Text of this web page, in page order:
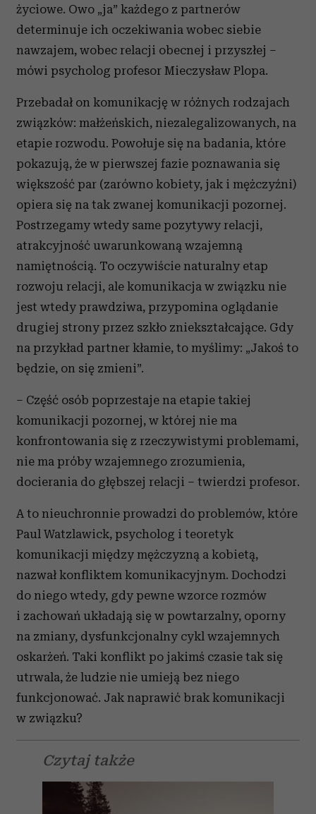
życiowe. Owo „ja” każdego z partnerów
determinuje ich oczekiwania wobec siebie
nawzajem, wobec relacji obecnej i przyszłej –
mówi psycholog profesor Mieczysław Plopa.
Przebadał on komunikację w różnych rodzajach
związków: małżeńskich, niezalegalizowanych, na
etapie rozwodu. Powołuje się na badania, które
pokazują, że w pierwszej fazie poznawania się
większość par (zarówno kobiety, jak i mężczyźni)
opiera się na tak zwanej komunikacji pozornej.
Postrzegamy wtedy same pozytywy relacji,
atrakcyjność uwarunkowaną wzajemną
namiętnością. To oczywiście naturalny etap
rozwoju relacji, ale komunikacja w związku nie
jest wtedy prawdziwa, przypomina oglądanie
drugiej strony przez szkło zniekształcające. Gdy
na przykład partner kłamie, to myślimy: „Jakoś to
będzie, on się zmieni”.
– Część osób poprzestaje na etapie takiej
komunikacji pozornej, w której nie ma
konfrontowania się z rzeczywistymi problemami,
nie ma próby wzajemnego zrozumienia,
docierania do głębszej relacji – twierdzi profesor.
A to nieuchronnie prowadzi do problemów, które
Paul Watzlawick, psycholog i teoretyk
komunikacji między mężczyzną a kobietą,
nazwał konfliktem komunikacyjnym. Dochodzi
do niego wtedy, gdy pewne wzorce rozmów
i zachowań układają się w powtarzalny, oporny
na zmiany, dysfunkcjonalny cykl wzajemnych
oskarżeń. Taki konflikt po jakimś czasie tak się
utrwala, że ludzie nie umieją bez niego
funkcjonować. Jak naprawić brak komunikacji
w związku?
Czytaj także